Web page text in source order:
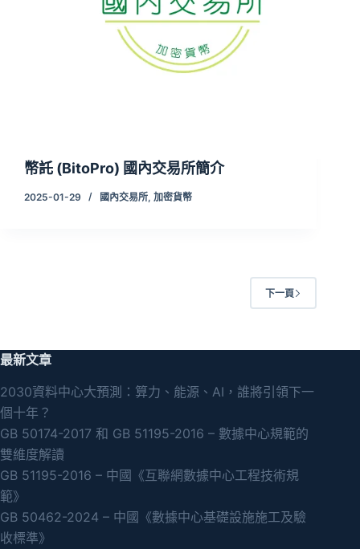
幣託 (BitoPro) 國內交易所簡介
2025-01-29 國內交易所, 加密貨幣
下一頁
最新文章
2030資料中心大預測：算力、能源、AI，誰將引領下一
個十年？
GB 50174-2017 和 GB 51195-2016 – 數據中心規範的
雙維度解讀
GB 51195-2016 – 中國《互聯網數據中心工程技術規
範》
GB 50462-2024 – 中國《數據中心基礎設施施工及驗
收標準》